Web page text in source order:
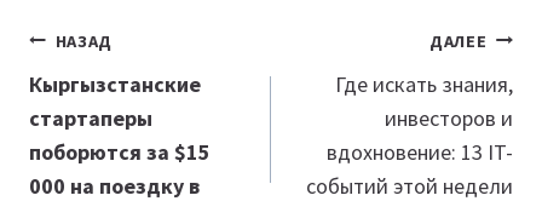
Навигация
по
записям
НАЗАД
Кыргызстанские
стартаперы
поборются за $15
000 на поездку в
ДАЛЕЕ
Где искать знания,
инвесторов и
вдохновение: 13 IT-
событий этой недели